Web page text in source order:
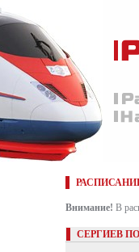
Внимание! В
СЕРГИЕВ